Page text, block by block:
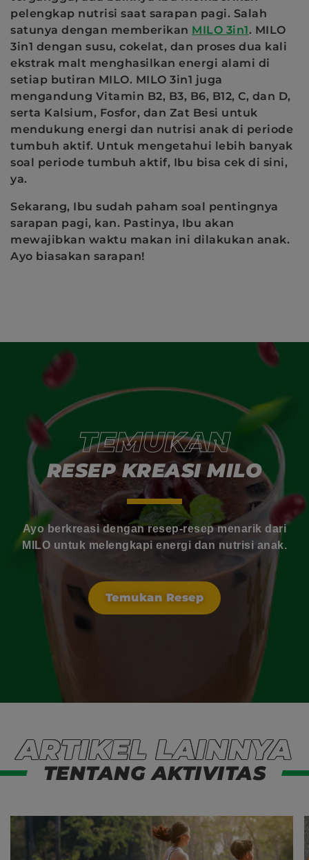
pelengkap nutrisi saat sarapan pagi. Salah
satunya dengan memberikan MILO 3in1. MILO
3in1 dengan susu, cokelat, dan proses dua kali
ekstrak malt menghasilkan energi alami di
setiap butiran MILO. MILO 3in1 juga
mengandung Vitamin B2, B3, B6, B12, C, dan D,
serta Kalsium, Fosfor, dan Zat Besi untuk
mendukung energi dan nutrisi anak di periode
tumbuh aktif. Untuk mengetahui lebih banyak
soal periode tumbuh aktif, Ibu bisa cek di sini,
ya.
Sekarang, Ibu sudah paham soal pentingnya
sarapan pagi, kan. Pastinya, Ibu akan
mewajibkan waktu makan ini dilakukan anak.
Ayo biasakan sarapan!
TEMUKAN
RESEP KREASI MILO
Ayo berkreasi dengan resep-resep menarik dari
MILO untuk melengkapi energi dan nutrisi anak.
Temukan Resep
ARTIKEL LAINNYA
TENTANG AKTIVITAS